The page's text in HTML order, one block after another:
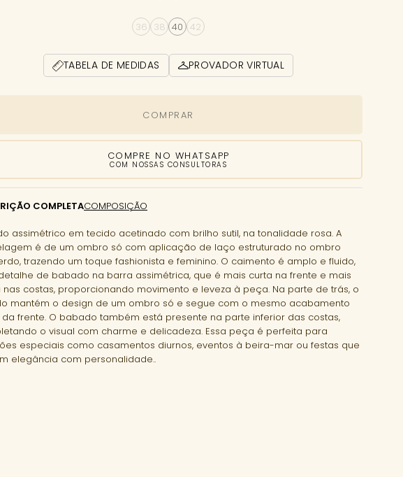
36 38 40 42
TABELA DE MEDIDAS PROVADOR VIRTUAL
COMPRAR
COMPRE NO WHATSAPP
COM NOSSAS CONSULTORAS
COMPLETACOMPOSIÇÃO
assimétrico em tecido acetinado com brilho sutil, na tonalidade rosa. A
é de um ombro só com aplicação de laço estruturado no ombro
trazendo um toque fashionista e feminino. O caimento é amplo e fluido,
de babado na barra assimétrica, que é mais curta na frente e mais
nas costas, proporcionando movimento e leveza à peça. Na parte de trás, o
mantém o design de um ombro só e segue com o mesmo acabamento
frente. O babado também está presente na parte inferior das costas,
o visual com charme e delicadeza. Essa peça é perfeita para
especiais como casamentos diurnos, eventos à beira-mar ou festas que
elegância com personalidade..